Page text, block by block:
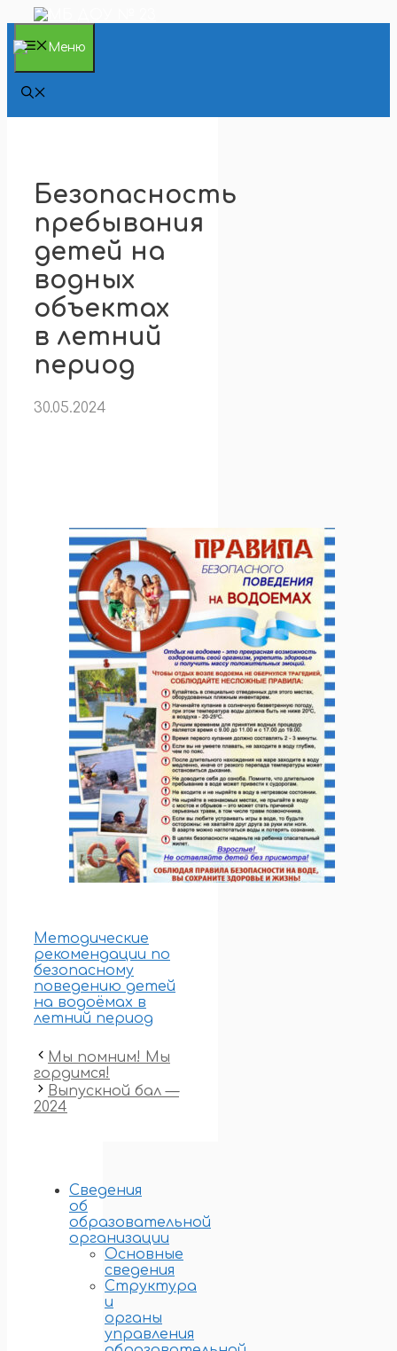
Перейти
содержимому
Меню
Безопасность
пребывания
детей на
водных
объектах
в летний
период
30.05.2024
Методические
рекомендации по
безопасному
поведению детей
на водоёмах в
летний период
Мы помним! Мы
гордимся!
Выпускной бал —
2024
Сведения
об
образовательной
организации
Основные
сведения
Структура
и
органы
управления